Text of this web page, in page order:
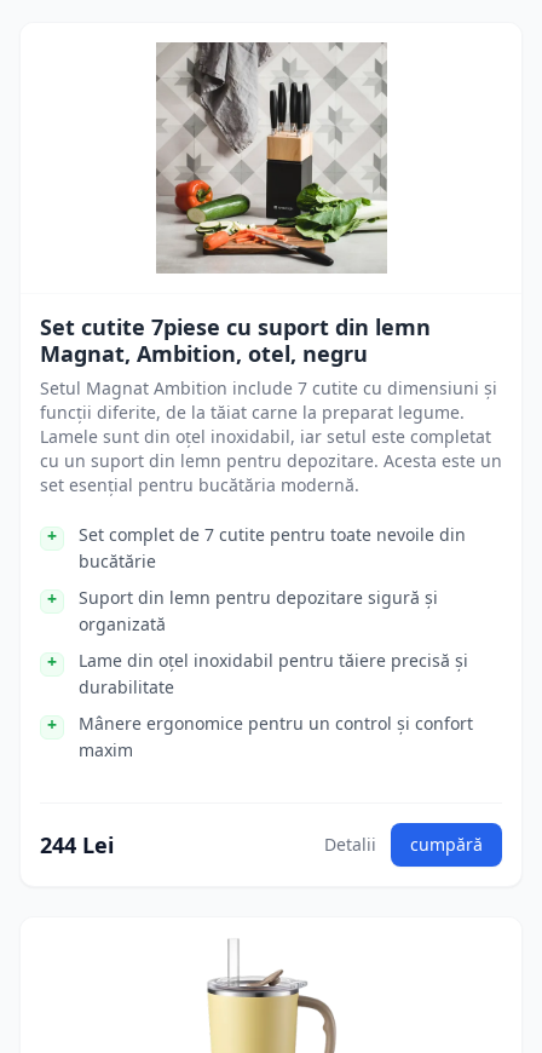
Set cutite 7piese cu suport din lemn
Magnat, Ambition, otel, negru
Setul Magnat Ambition include 7 cutite cu dimensiuni și
funcții diferite, de la tăiat carne la preparat legume.
Lamele sunt din oțel inoxidabil, iar setul este completat
cu un suport din lemn pentru depozitare. Acesta este un
set esențial pentru bucătăria modernă.
Set complet de 7 cutite pentru toate nevoile din
bucătărie
Suport din lemn pentru depozitare sigură și
organizată
Lame din oțel inoxidabil pentru tăiere precisă și
durabilitate
Mânere ergonomice pentru un control și confort
maxim
244 Lei Detalii cumpără